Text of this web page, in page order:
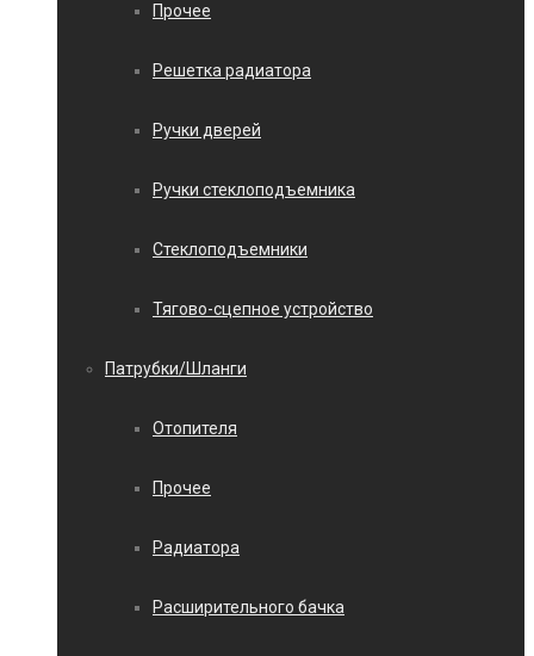
Прочее
Решетка радиатора
Ручки дверей
Ручки стеклоподъемника
Стеклоподъемники
Тягово-сцепное устройство
Патрубки/Шланги
Отопителя
Прочее
Радиатора
Расширительного бачка